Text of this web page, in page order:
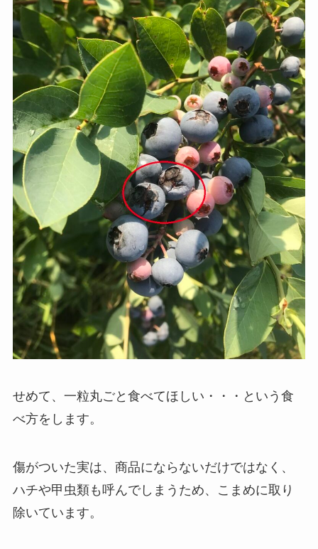
せめて、一粒丸ごと食べてほしい・・・という食
べ方をします。
傷がついた実は、商品にならないだけではなく、
ハチや甲虫類も呼んでしまうため、こまめに取り
除いています。